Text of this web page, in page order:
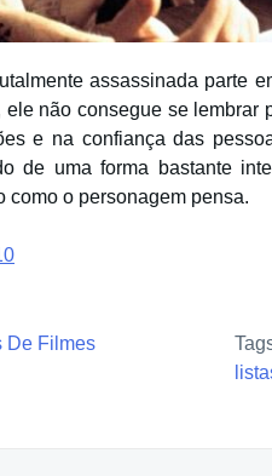
assassinada parte
não consegue se lembrar
e na confiança das
de uma forma bastante
como o personagem pensa.
De Filmes